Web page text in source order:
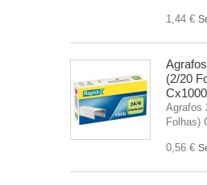
1,44 €
(2/20
Agrafos
Folhas)
0,56 €